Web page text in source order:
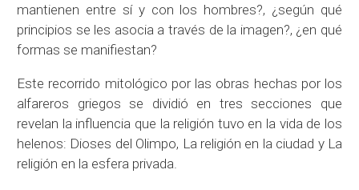
mantienen entre sí y con los hombres?, ¿según qué
principios se les asocia a través de la imagen?, ¿en qué
formas se manifiestan?
Este recorrido mitológico por las obras hechas por los
alfareros griegos se dividió en tres secciones que
revelan la influencia que la religión tuvo en la vida de los
helenos: Dioses del Olimpo, La religión en la ciudad y La
religión en la esfera privada.